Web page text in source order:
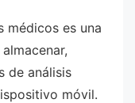
médicos es una
de análisis
móvil.